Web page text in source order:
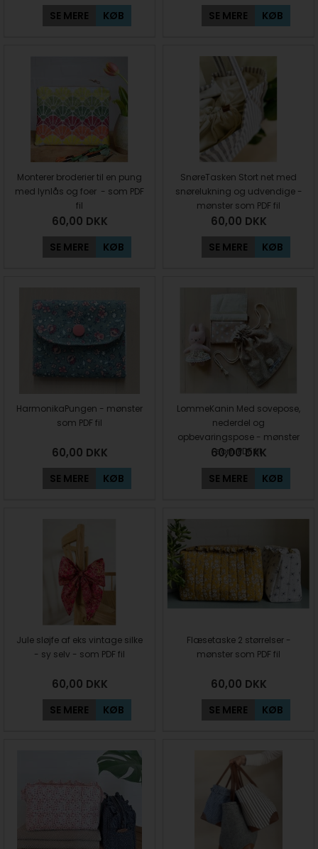
SE MERE KØB SE MERE KØB
Monterer broderier til en pung
med lynlås og foer - som PDF
fil
60,00 DKK
SE MERE KØB
SnøreTasken Stort net med
snørelukning og udvendige -
mønster som PDF fil
60,00 DKK
SE MERE KØB
HarmonikaPungen - mønster
som PDF fil
60,00 DKK
SE MERE KØB
LommeKanin Med sovepose,
nederdel og
opbevaringspose - mønster
som PDF fil
60,00DKK
SE MERE KØB
Jule sløjfe af eks vintage silke
- sy selv - som PDF fil
60,00 DKK
SE MERE KØB
Flæsetaske 2 størrelser -
mønster som PDF fil
60,00 DKK
SE MERE KØB